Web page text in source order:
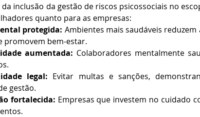
da inclusão da gestão de riscos psicossociais no
quanto para as empresas:
protegida: Ambientes mais saudáveis
promovem bem-estar.
aumentada: Colaboradores mentalmente
legal: Evitar multas e sanções,
gestão.
fortalecida: Empresas que investem no cuidado